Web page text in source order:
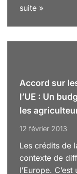
suite »
Accord sur
l’UE : Un
les
12 février 2013
Les crédits de
contexte de
l’Europe.